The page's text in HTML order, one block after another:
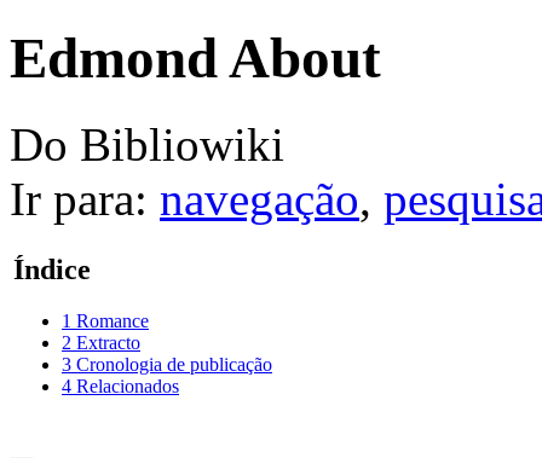
Edmond About
Do Bibliowiki
Ir para: navegação,
Índice
1 Romance
2 Extracto
3 Cronologia de publicação
4 Relacionados